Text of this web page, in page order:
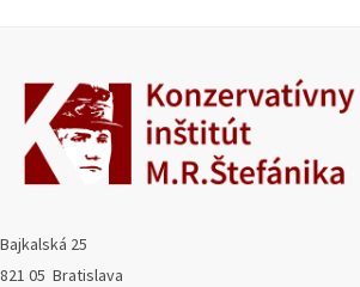
Bajkalská 25
821 05 Bratislava